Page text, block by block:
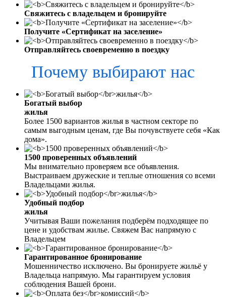
Свяжитесь с владельцем и бронируйте
Получите «Сертификат на заселение»
Отправляйтесь своевременно в поездку
Почему выбирают нас
Богатый выбор
жилья
Более 1500 вариантов жилья в частном секторе по
самым выгодным ценам, где Вы почувствуете себя «Как
дома».
1500 проверенных объявлений
Мы внимательно проверяем все объявления.
Выстраиваем дружеские и теплые отношения со всеми
Владельцами жилья.
Удобный подбор
жилья
Учитывая Ваши пожелания подберём подходящее по
цене и удобствам жилье. Свяжем Вас напрямую с
Владельцем
Гарантированное бронирование
Мошенничество исключено. Вы бронируете жильё у
Владельца напрямую. Мы гарантируем условия
соблюдения Вашей брони.